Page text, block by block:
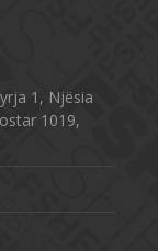
1, Njësia
1019,